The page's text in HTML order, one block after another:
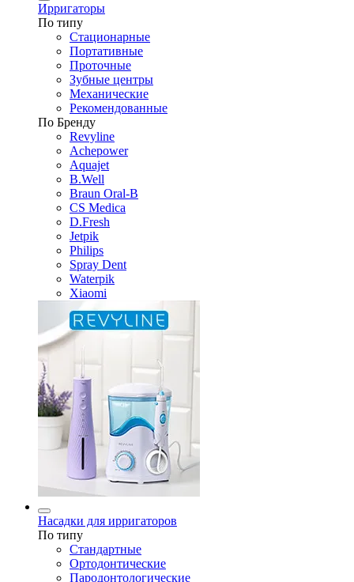
Ирригаторы
По типу
Стационарные
Портативные
Проточные
Зубные центры
Механические
Рекомендованные
По Бренду
Revyline
Achepower
Aquajet
B.Well
Braun Oral-B
CS Medica
D.Fresh
Jetpik
Philips
Spray Dent
Waterpik
Xiaomi
Насадки для ирригаторов
По типу
Стандартные
Ортодонтические
Пародонтологические